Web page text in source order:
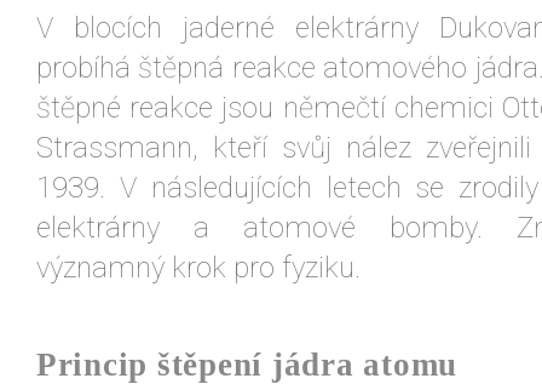
V blocích jaderné elektrárny
probíhá štěpná reakce atomového
štěpné reakce jsou němečtí chemici
Strassmann, kteří svůj nález
1939. V následujících letech se
elektrárny a atomové bomby.
významný krok pro fyziku.
Princip štěpení jádra atomu